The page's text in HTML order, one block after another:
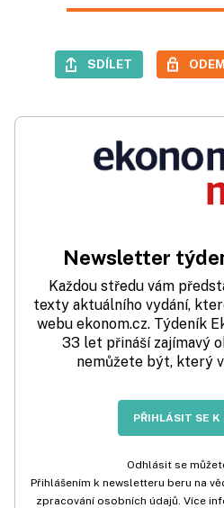
SDÍLET
Newsletter
Každou středu vám
texty aktuálního vydání,
webu ekonom.cz. Týdeník
33 let přináší zajímavý
nemůžete být, který
PŘIHLÁSIT SE K
Odhlásit se
Přihlášením k newsletteru beru na
zpracování osobních údajů. Více